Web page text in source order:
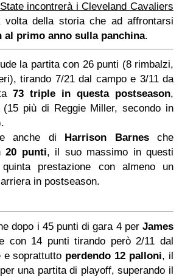
incontrerà i Cleveland Cavaliers
della storia che ad affrontarsi
al primo anno sulla panchina.
la partita con 26 punti (8 rimbalzi,
tirando 7/21 dal campo e 3/11 da
73 triple in questa postseason,
(15 più di Reggie Miller, secondo in
anche di Harrison Barnesche
20 punti, il suo massimo in questi
prestazione con almeno un
in postseason.
dopo i 45 punti di gara 4 per James
con 14 punti tirando però 2/11 dal
e soprattutto perdendo 12 palloni, il
una partita di playoff, superando il